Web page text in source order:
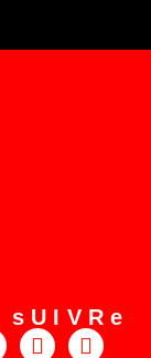
sUIVRe